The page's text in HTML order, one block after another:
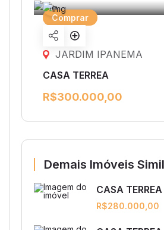
Comprar
Sharelisting
JARDIM IPANEMA
CASA TERREA
R$300.000,00
Demais Imóveis
CASA TERREA
R$280.000,00